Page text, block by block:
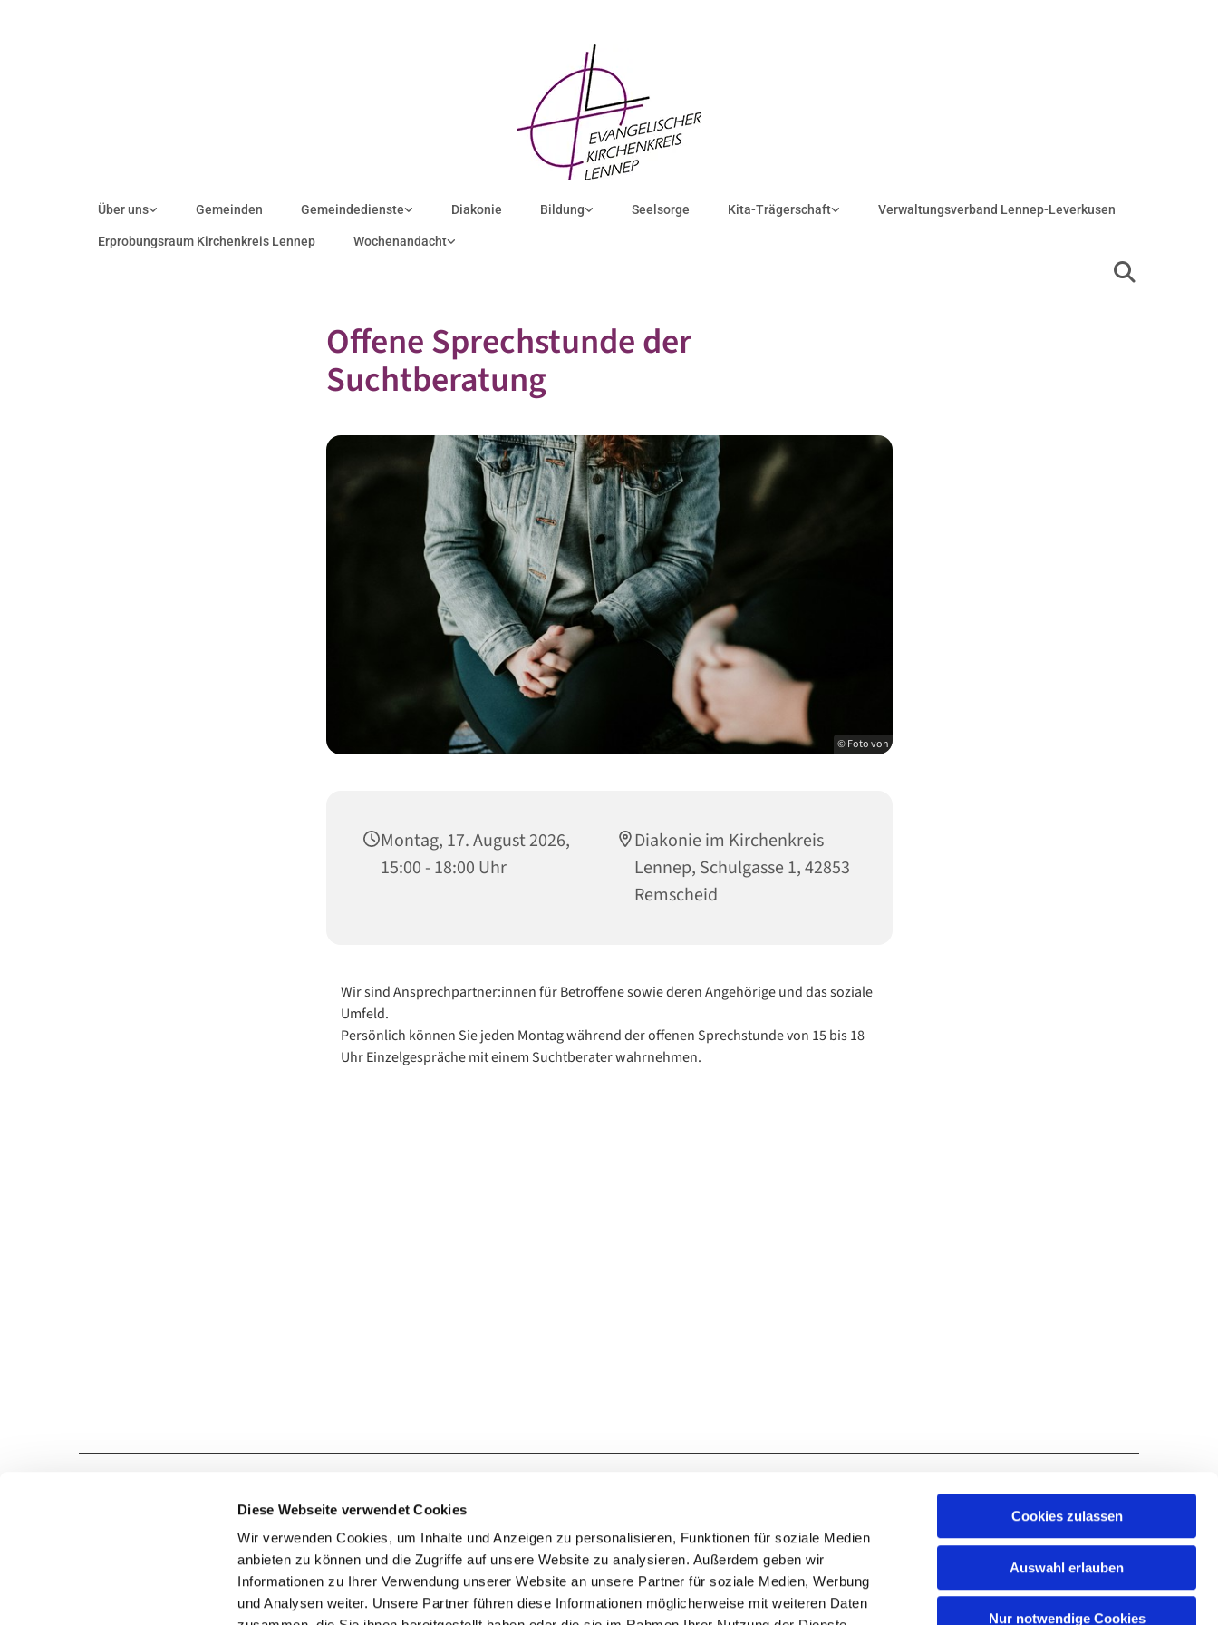
Diese Webseite verwendet Cookies
Wir verwenden Cookies, um Inhalte und Anzeigen zu personalisieren, Funktionen für soziale Medien
anbieten zu können und die Zugriffe auf unsere Website zu analysieren. Außerdem geben wir
Informationen zu Ihrer Verwendung unserer Website an unsere Partner für soziale Medien, Werbung
und Analysen weiter. Unsere Partner führen diese Informationen möglicherweise mit weiteren Daten
Cookies zulassen
Auswahl erlauben
Nur notwendige Cookies
Über uns Gemeinden Gemeindedienste Diakonie Bildung Seelsorge Kita-Trägerschaft Verwaltungsverband Lennep-Leverkusen
Erprobungsraum Kirchenkreis Lennep Wochenandacht
Offene Sprechstunde der
Suchtberatung
© Foto von
Montag, 17. August 2026,
15:00 - 18:00 Uhr
Diakonie im Kirchenkreis
Lennep, Schulgasse 1, 42853
Remscheid
Wir sind Ansprechpartner:innen für Betroffene sowie deren Angehörige und das soziale
Umfeld.
Persönlich können Sie jeden Montag während der offenen Sprechstunde von 15 bis 18
Uhr Einzelgespräche mit einem Suchtberater wahrnehmen.
02191 9681-0
Geschwister-Scholl-Strasse 1a
42897 Remscheid